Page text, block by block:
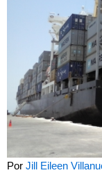
Por Jill Eileen